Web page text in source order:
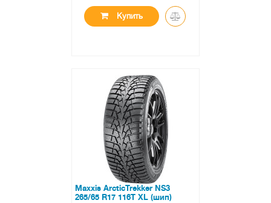
Купить
нет в наличии
0 отзывов
Maxxis ArcticTrekker NS3
265/65 R17 116T XL (шип)